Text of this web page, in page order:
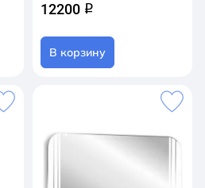
12200 q
В корзину